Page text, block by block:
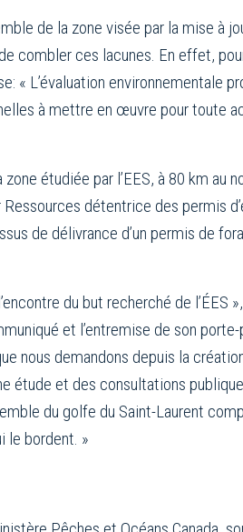
de la zone visée par la mise à
combler ces lacunes. En effet,
« L’évaluation environnementale
à mettre en œuvre pour toute
étudiée par l’EES, à 80 km au
détentrice des permis
de délivrance d’un permis de
du but recherché de l’ÉES
et l’entremise de son porte-
nous demandons depuis la
étude et des consultations
du golfe du Saint-Laurent
le bordent. »